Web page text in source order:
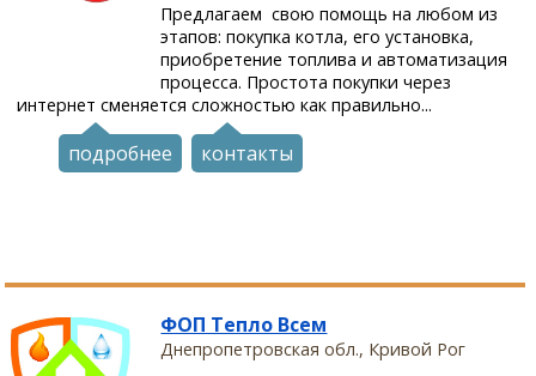
Предлагаем свою помощь на любом из
этапов: покупка котла, его установка,
приобретение топлива и автоматизация
процесса. Простота покупки через
интернет сменяется сложностью как правильно...
подробнее контакты
ФОП Тепло Всем
Днепропетровская обл., Кривой Рог